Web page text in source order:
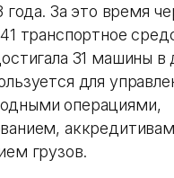
года. За это время
транспортное
31 машины
для
операциями,
грузов.